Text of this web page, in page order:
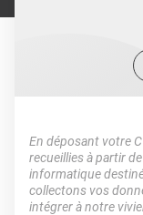
En déposant votre
recueillies à partir
informatique
collectons vos
intégrer à notre